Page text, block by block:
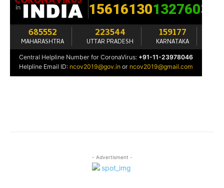
- Advertisment -